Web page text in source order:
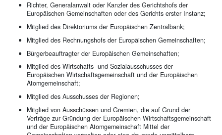
Richter, Generalanwalt oder Kanzler des Gerichtshofs der
Europäischen Gemeinschaften oder des Gerichts erster Instanz;
Mitglied des Direktoriums der Europäischen Zentralbank;
Mitglied des Rechnungshofs der Europäischen Gemeinschaften;
Bürgerbeauftragter der Europäischen Gemeinschaften;
Mitglied des Wirtschafts- und Sozialausschusses der
Europäischen Wirtschaftsgemeinschaft und der Europäischen
Atomgemeinschaft;
Mitglied des Ausschusses der Regionen;
Mitglied von Ausschüssen und Gremien, die auf Grund der
Verträge zur Gründung der Europäischen Wirtschaftsgemeinschaft
und der Europäischen Atomgemeinschaft Mittel der